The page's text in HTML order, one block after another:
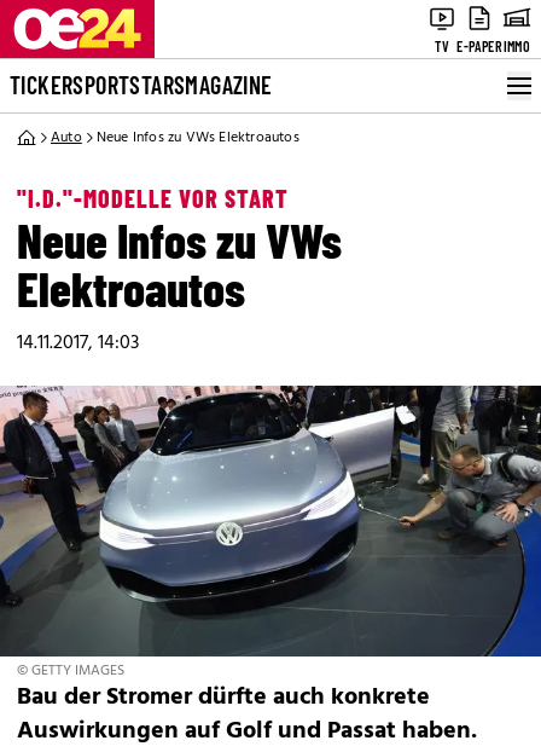
TV E-PAPERIMMO
TICKERSPORTSTARSMAGAZINE
Auto Neue Infos zu VWs Elektroautos
"I.D."-MODELLE VOR START
Neue Infos zu VWs
Elektroautos
14.11.2017, 14:03
© GETTY IMAGES
Bau der Stromer dürfte auch konkrete
Auswirkungen auf Golf und Passat haben.